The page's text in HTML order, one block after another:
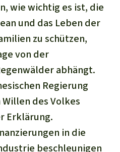
wie wichtig es ist, die
und das Leben der
zu schützen,
von der
abhängt.
Regierung
des Volkes
Erklärung.
in die
beschleunigen